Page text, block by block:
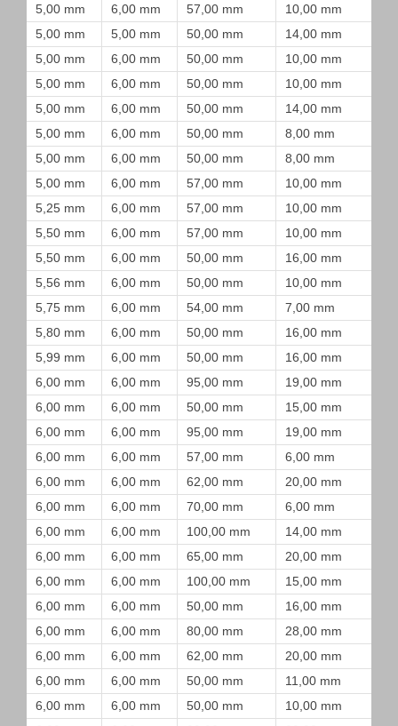
5,00 mm
6,00 mm 57,00 mm
10,00 mm
5,00 mm
5,00 mm 50,00 mm
14,00 mm
5,00 mm
6,00 mm 50,00 mm
10,00 mm
5,00 mm
6,00 mm 50,00 mm
10,00 mm
5,00 mm
6,00 mm 50,00 mm
14,00 mm
5,00 mm
6,00 mm 50,00 mm
8,00 mm
5,00 mm
6,00 mm 50,00 mm
8,00 mm
5,00 mm
6,00 mm 57,00 mm
10,00 mm
5,25 mm
6,00 mm 57,00 mm
10,00 mm
5,50 mm
6,00 mm 57,00 mm
10,00 mm
5,50 mm
6,00 mm 50,00 mm
16,00 mm
5,56 mm
6,00 mm 50,00 mm
10,00 mm
5,75 mm
6,00 mm 54,00 mm
7,00 mm
5,80 mm
6,00 mm 50,00 mm
16,00 mm
5,99 mm
6,00 mm 50,00 mm
16,00 mm
6,00 mm
6,00 mm 95,00 mm
19,00 mm
6,00 mm
6,00 mm 50,00 mm
15,00 mm
6,00 mm
6,00 mm 95,00 mm
19,00 mm
6,00 mm
6,00 mm 57,00 mm
6,00 mm
6,00 mm
6,00 mm 62,00 mm
20,00 mm
6,00 mm
6,00 mm 70,00 mm
6,00 mm
6,00 mm
6,00 mm 100,00 mm
14,00 mm
6,00 mm
6,00 mm 65,00 mm
20,00 mm
6,00 mm
6,00 mm 100,00 mm
15,00 mm
6,00 mm
6,00 mm 50,00 mm
16,00 mm
6,00 mm
6,00 mm 80,00 mm
28,00 mm
6,00 mm
6,00 mm 62,00 mm
20,00 mm
6,00 mm
6,00 mm 50,00 mm
11,00 mm
6,00 mm
6,00 mm 50,00 mm
10,00 mm